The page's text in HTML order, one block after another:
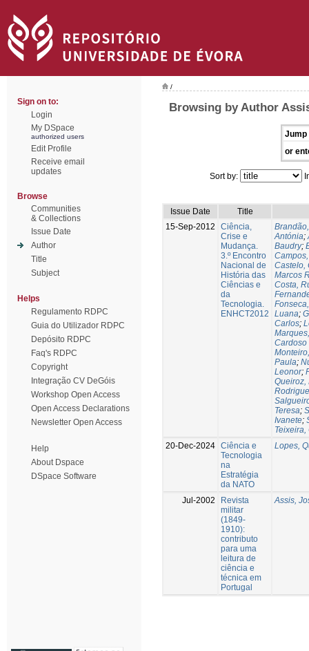
Sign on to:
Login
My DSpace
authorized users
Edit Profile
Receive email
updates
Browse
Communities
& Collections
Issue Date
Author
Title
Subject
Helps
Regulamento RDPC
Guia do Utilizador RDPC
Depósito RDPC
Faq's RDPC
Copyright
Integração CV DeGóis
Workshop Open Access
Open Access Declarations
Newsletter Open Access
Help
About Dspace
DSpace Software
/
Browsing by Author
Jump
or
Sort by:
Issue Date
Title
15-Sep-2012
Ciência,
Crise e
Mudança.
3.º Encontro
Nacional de
História das
Ciências e
da
Tecnologia.
ENHCT2012
Antónia;
Baudry;
Castelo,
Marcos
Costa,
Luana;
Carlos;
Cardoso
Paula;
Leonor;
Queiroz,
Teresa;
Ivanete;
20-Dec-2024 Ciência e
Tecnologia
na
Estratégia
da NATO
Lopes,
Jul-2002
Revista
militar
(1849-
1910):
contributo
para uma
leitura de
ciência e
técnica em
Portugal
Assis,